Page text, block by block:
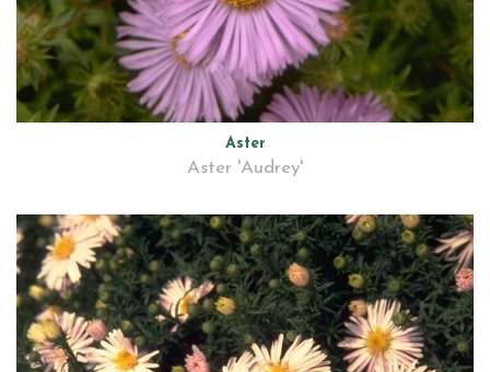
Aster
Aster 'Audrey'